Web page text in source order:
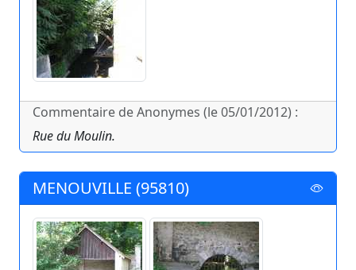
Commentaire de Anonymes (le 05/01/2012) :
Rue du Moulin.
MENOUVILLE (95810)